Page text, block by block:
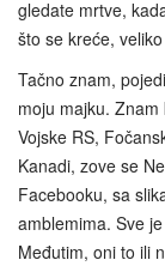
gledate mrtve,
što se kreće,
Tačno znam,
moju majku.
Vojske RS,
Kanadi, zove se
Facebooku, sa
amblemima. Sve
Međutim, oni to ili